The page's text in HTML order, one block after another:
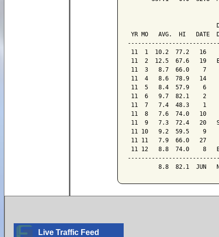
YR MO   AVG.  HI   DATE
11  1  10.2  77.2   16
11  2  12.5  67.6   19
11  3   8.7  66.0    7
11  4   8.6  78.9   14
11  5   8.4  57.9    6
11  6   9.7  82.1    2
11  7   7.4  48.3    1
11  8   7.6  74.0   10
11  9   7.3  72.4   20
11 10   9.2  59.5    9
11 11   7.9  66.0   27
11 12   8.8  74.0    8
Live Traffic Feed